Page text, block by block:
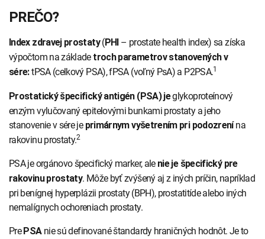
PREČO?
Index zdravej prostaty(PHI– prostate health index) sa získa
výpočtom na základe troch parametrov stanovených v
sére:tPSA (celkový PSA), fPSA (voľný PsA) a P2PSA.1
Prostatický špecifický antigén (PSA) jeglykoproteínový
enzým vylučovaný epitelovými bunkami prostaty a jeho
stanovenie v sére je primárnym vyšetrením pri podozrenína
rakovinu prostaty.2
PSA je orgánovo špecifický marker, ale nie je špecifický pre
rakovinu prostaty. Môže byť zvýšený aj z iných príčin, napríklad
pri benígnej hyperplázii prostaty (BPH), prostatitíde alebo iných
nemalígnych ochoreniach prostaty.
PrePSAnie sú definované štandardy hraničných hodnôt. Je to